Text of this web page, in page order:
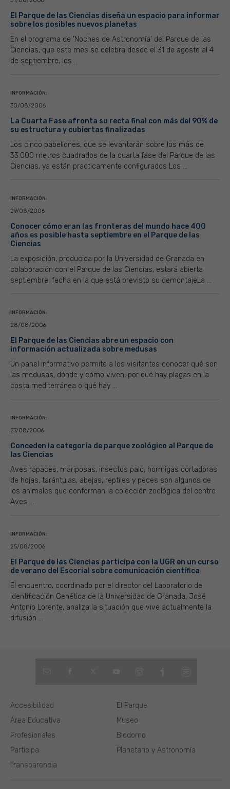
El Parque de las Ciencias diseña un espacio para informar
sobre los posibles nuevos planetas
En el programa de 'Noches de Astronomía' del Parque de las
Ciencias, que este mes se celebra desde el 31 de agosto al 4
de septiembre, los ...
INFORMACIÓN:
30/08/2006
La Cuarta Fase afronta su recta final con más del 90% de
su estructura y cubiertas finalizadas
Los cinco pabellones, que se levantarán sobre los más de
33.000 metros cuadrados de la cuarta fase del Parque de las
Ciencias, ya están practicamente configurados Los ...
INFORMACIÓN:
29/08/2006
Conocer cómo eran las fronteras del mundo hace 400
años es posible hasta septiembre en el Parque de las
Ciencias
La exposición, producida por la Universidad de Granada en
colaboración con el Parque de las Ciencias, estará abierta
septiembre, fecha en la que está previsto su demontajeLa ...
INFORMACIÓN:
28/08/2006
El Parque de las Ciencias abre un espacio con
información actualizada sobre medusas
Un panel informativo permite a los visitantes conocer qué son
las medusas, dónde y cómo viven, por qué hay plagas en la
costa mediterránea o qué hay ...
INFORMACIÓN:
27/08/2006
Conceden la categoría de parque zoológico al Parque de
las Ciencias
Aves rapaces, mariposas, insectos palo, hormigas cortadoras
de hojas, tarántulas, abejas, reptiles y peces son algunos de
los animales que conforman la colección zoológica del centro
Aves ...
INFORMACIÓN:
25/08/2006
El Parque de las Ciencias participa con la UGR en un curso
de verano del Escorial sobre comunicación científica
El encuentro, coordinado por el director del Laboratorio de
identificación Genética de la Universidad de Granada, José
Antonio Lorente, analiza la situación que vive actualmente la
difusión ...
El Parque
Museo
Biodomo
Planetario y Astronomía
Área Educativa
Profesionales
Participa
Transparencia
Accesibilidad